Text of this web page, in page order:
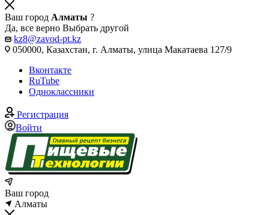
Ваш город Алматы ?
Да, все верно Выбрать другой
kz8@zavod-pt.kz
050000, Казахстан, г. Алматы, улица Макатаева 127/9
Вконтакте
RuTube
Одноклассники
Регистрация
Войти
Ваш город
Алматы